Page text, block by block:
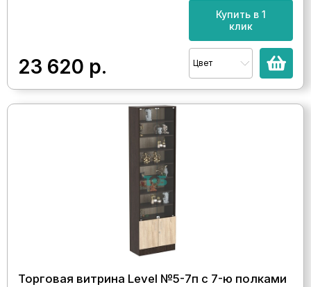
23 620 р.
Купить в 1
клик
Цвет
Торговая витрина Level №5-7п с 7-ю полками